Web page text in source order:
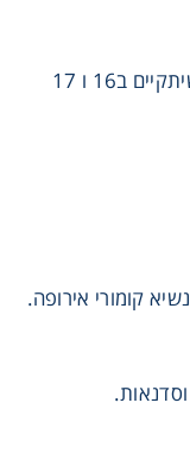
אנו שמחים להזמינך לבית קומורי לאירוע שיתקיים ב16 ו 17